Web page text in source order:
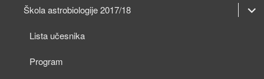
menu
Škola astrobiologije 2017/18
Lista učesnika
Program